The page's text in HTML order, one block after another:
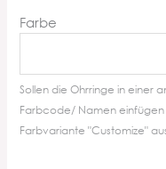
Farbe
Sollen die Ohrringe in einer
Farbcode/ Namen einfügen
Farbvariante "Customize"